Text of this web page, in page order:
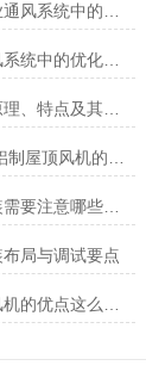
局与调试要点